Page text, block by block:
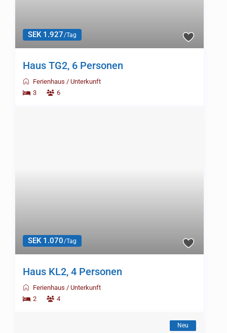
SEK 1.927/Tag
Haus TG2, 6 Personen
Ferienhaus /Unterkunft
3
6
SEK 1.070/Tag
Haus KL2, 4 Personen
Ferienhaus /Unterkunft
2
4
Neu